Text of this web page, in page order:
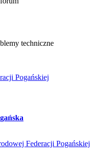
techniczne
Pogańskiej
Federacji Pogańskiej